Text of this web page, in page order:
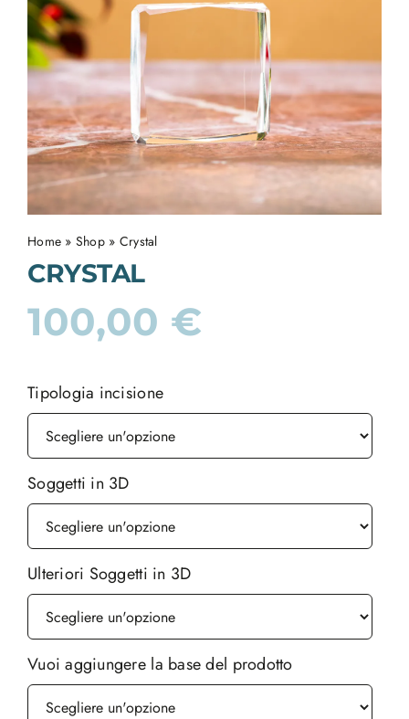
Home » Shop» Crystal
CRYSTAL
100,00 €
Tipologia incisione
Soggetti in 3D
Ulteriori Soggetti in 3D
Vuoi aggiungere la base del prodotto